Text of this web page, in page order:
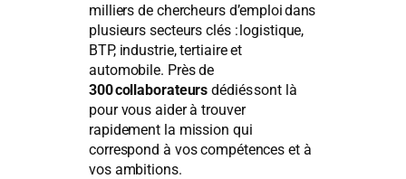
milliers de chercheurs d’emploi dans
plusieurs secteurs clés : logistique,
BTP, industrie, tertiaire et
automobile. Près de
300 collaborateurs dédiés sont là
pour vous aider à trouver
rapidement la mission qui
correspond à vos compétences et à
vos ambitions.